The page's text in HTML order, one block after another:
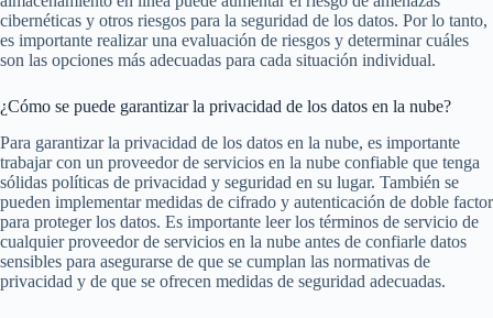
cibernéticas y otros riesgos para la seguridad de los datos. Por lo tanto,
es importante realizar una evaluación de riesgos y determinar cuáles
son las opciones más adecuadas para cada situación individual.
¿Cómo se puede garantizar la privacidad de los datos en la nube?
Para garantizar la privacidad de los datos en la nube, es importante
trabajar con un proveedor de servicios en la nube confiable que tenga
sólidas políticas de privacidad y seguridad en su lugar. También se
pueden implementar medidas de cifrado y autenticación de doble factor
para proteger los datos. Es importante leer los términos de servicio de
cualquier proveedor de servicios en la nube antes de confiarle datos
sensibles para asegurarse de que se cumplan las normativas de
privacidad y de que se ofrecen medidas de seguridad adecuadas.